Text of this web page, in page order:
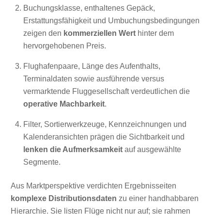
Buchungsklasse, enthaltenes Gepäck,
Erstattungsfähigkeit und Umbuchungsbedingungen
zeigen den kommerziellen Wert hinter dem
hervorgehobenen Preis.
Flughafenpaare, Länge des Aufenthalts,
Terminaldaten sowie ausführende versus
vermarktende Fluggesellschaft verdeutlichen die
operative Machbarkeit.
Filter, Sortierwerkzeuge, Kennzeichnungen und
Kalenderansichten prägen die Sichtbarkeit und
lenken die Aufmerksamkeit auf ausgewählte
Segmente.
Aus Marktperspektive verdichten Ergebnisseiten
komplexe Distributionsdaten zu einer handhabbaren
Hierarchie. Sie listen Flüge nicht nur auf; sie rahmen